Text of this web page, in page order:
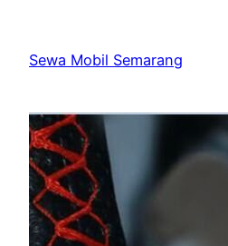
content
Sewa Mobil Semarang